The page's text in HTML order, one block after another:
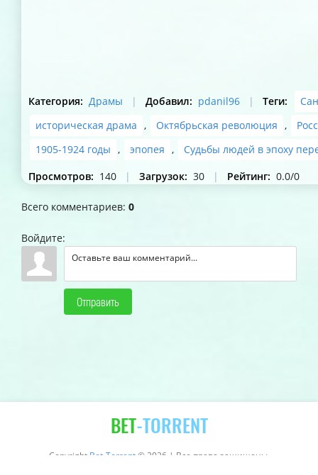
Категория: Драмы | Добавил: pdanil96 | Теги:
историческая драма , Октябрьская революция ,
1905-1924 годы , эпопея ,
Судьбы людей в эпоху
Просмотров: 140 | Загрузок: 30 | Рейтинг: 0.0/0
Всего комментариев: 0
Войдите:
Отправить
BET-TORRENT
Copyright Bet-Torrent© 2026 | Все права защищены.